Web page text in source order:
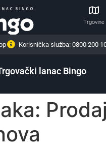
Trgovine
Korisnička služba: 0800 200
lanac Bingo